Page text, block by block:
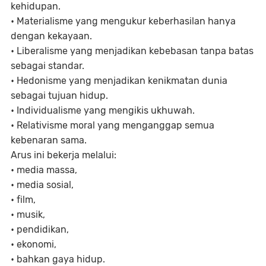
kehidupan.
• Materialisme yang mengukur keberhasilan hanya
dengan kekayaan.
• Liberalisme yang menjadikan kebebasan tanpa batas
sebagai standar.
• Hedonisme yang menjadikan kenikmatan dunia
sebagai tujuan hidup.
• Individualisme yang mengikis ukhuwah.
• Relativisme moral yang menganggap semua
kebenaran sama.
Arus ini bekerja melalui:
• media massa,
• media sosial,
• film,
• musik,
• pendidikan,
• ekonomi,
• bahkan gaya hidup.